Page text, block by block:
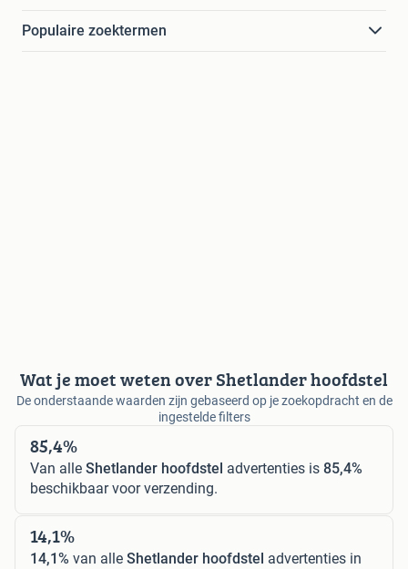
Populaire zoektermen
Wat je moet weten over Shetlander hoofdstel
De onderstaande waarden zijn gebaseerd op je zoekopdracht en de
ingestelde filters
85,4%
Van alle Shetlander hoofdstel advertenties is 85,4%
beschikbaar voor verzending.
14,1%
14,1% van alle Shetlander hoofdstel advertenties in